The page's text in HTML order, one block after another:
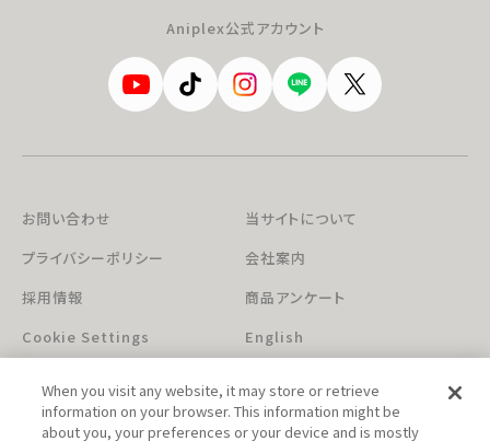
Aniplex公式アカウント
お問い合わせ
当サイトについて
プライバシーポリシー
会社案内
採用情報
商品アンケート
Cookie Settings
English
When you visit any website, it may store or retrieve
information on your browser. This information might be
about you, your preferences or your device and is mostly